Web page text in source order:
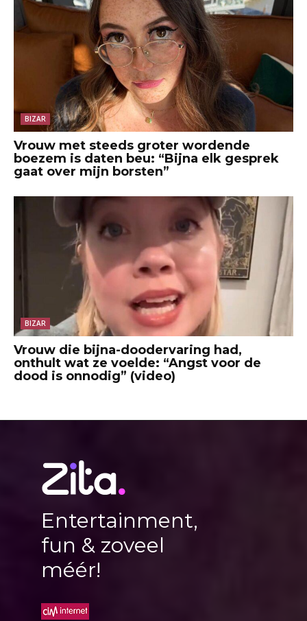
BIZAR
Vrouw met steeds groter wordende
boezem is daten beu: “Bijna elk gesprek
gaat over mijn borsten”
BIZAR
Vrouw die bijna-doodervaring had,
onthult wat ze voelde: “Angst voor de
dood is onnodig” (video)
Entertainment,
fun & zoveel
méér!